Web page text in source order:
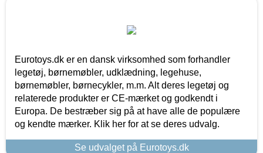
Eurotoys.dk er en dansk virksomhed som forhandler
legetøj, børnemøbler, udklædning, legehuse,
børnemøbler, børnecykler, m.m. Alt deres legetøj og
relaterede produkter er CE-mærket og godkendt i
Europa. De bestræber sig på at have alle de populære
og kendte mærker. Klik her for at se deres udvalg.
Se udvalget på Eurotoys.dk